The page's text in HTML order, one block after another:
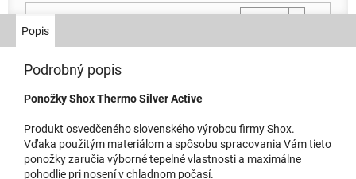
u dodávateľa | 8755EAN:8580000087550
Do
Popis
Podrobný popis
Ponožky Shox Thermo Silver Active
Produkt osvedčeného slovenského výrobcu firmy Shox.
Vďaka použitým materiálom a spôsobu spracovania Vám tieto
ponožky zaručia výborné tepelné vlastnosti a maximálne
pohodlie pri nosení v chladnom počasí.